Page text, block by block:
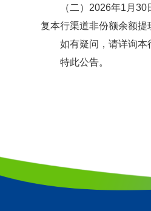
（二） 2026年1 月30
复本行渠道非份额余额提
如有疑问，请详询本
特此公告。